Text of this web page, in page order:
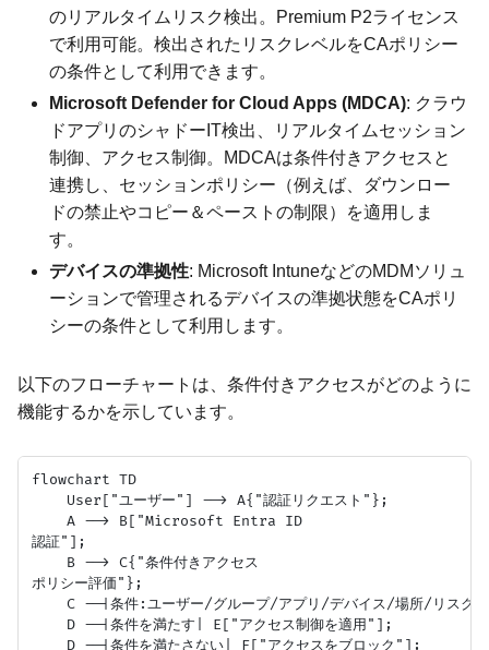
のリアルタイムリスク検出。Premium P2ライセンス
で利用可能。検出されたリスクレベルをCAポリシー
の条件として利用できます。
Microsoft Defender for Cloud Apps (MDCA): クラウ
ドアプリのシャドーIT検出、リアルタイムセッション
制御、アクセス制御。MDCAは条件付きアクセスと
連携し、セッションポリシー（例えば、ダウンロー
ドの禁止やコピー＆ペーストの制限）を適用しま
す。
デバイスの準拠性: Microsoft IntuneなどのMDMソリュ
ーションで管理されるデバイスの準拠状態をCAポリ
シーの条件として利用します。
以下のフローチャートは、条件付きアクセスがどのように
機能するかを示しています。
flowchart TD
    User["ユーザー"] --> A{"認証リクエスト"};
    A --> B["Microsoft Entra ID
認証"];
    B --> C{"条件付きアクセス
ポリシー評価"};
C --|条件:ユーザー/グループ/アプリ/デバイス/場所/リスク
    D --|条件を満たす| E["アクセス制御を適用"];
    D --|条件を満たさない| F["アクセスをブロック"];